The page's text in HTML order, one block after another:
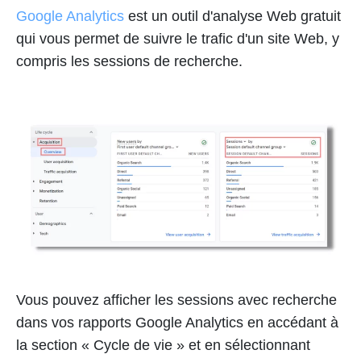
Google Analytics est un outil d'analyse Web gratuit
qui vous permet de suivre le trafic d'un site Web, y
compris les sessions de recherche.
Vous pouvez afficher les sessions avec recherche
dans vos rapports Google Analytics en accédant à
la section « Cycle de vie » et en sélectionnant